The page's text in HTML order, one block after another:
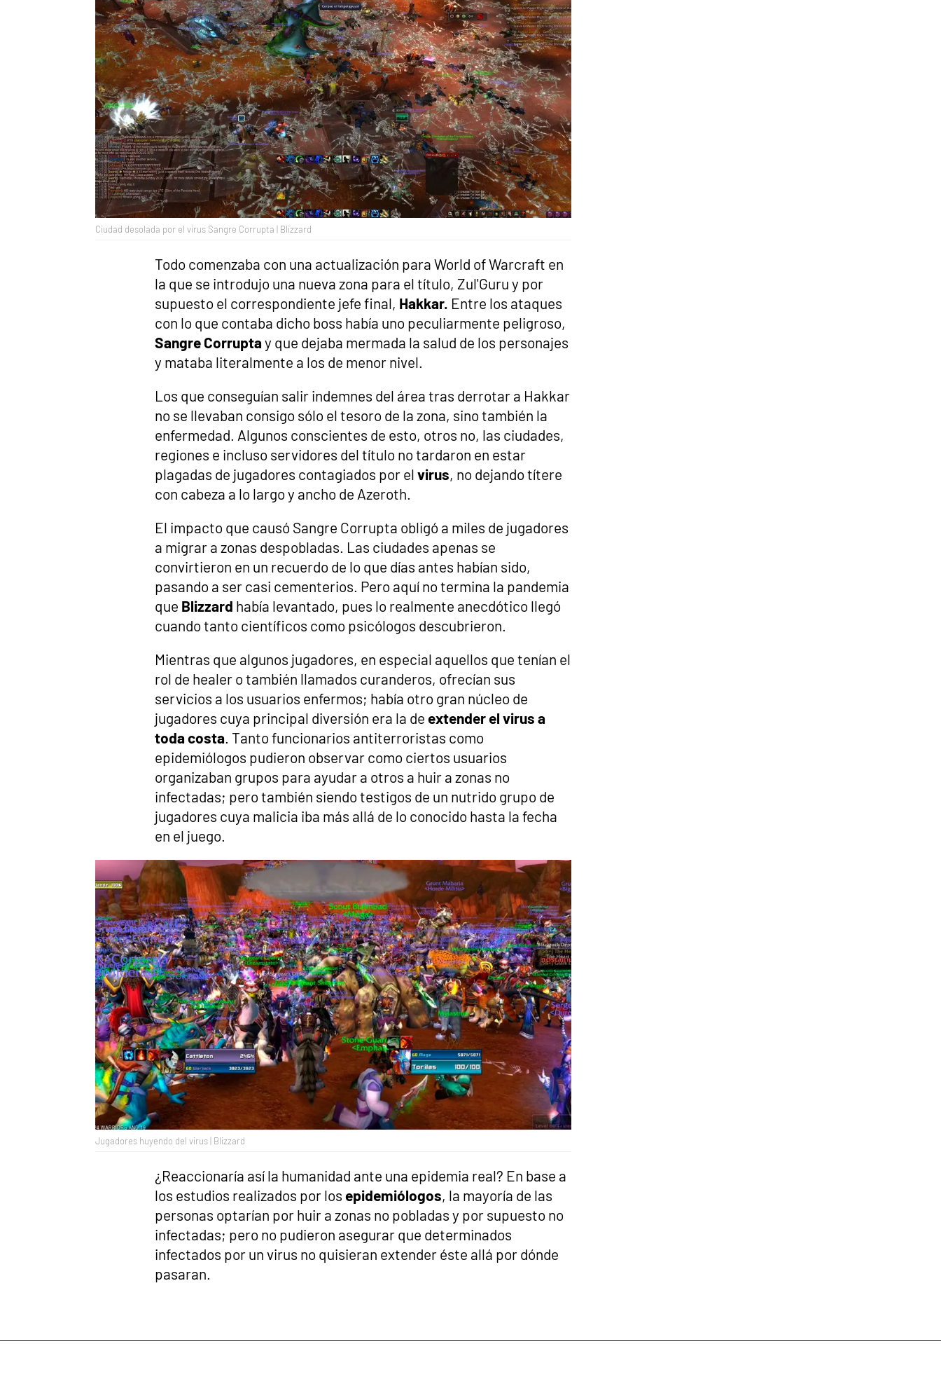
Ciudad desolada por el virus Sangre Corrupta | Blizzard
Todo comenzaba con una actualización para World of Warcraft en
la que se introdujo una nueva zona para el título, Zul'Guru y por
supuesto el correspondiente jefe final, Hakkar. Entre los ataques
con lo que contaba dicho boss había uno peculiarmente peligroso,
Sangre Corruptay que dejaba mermada la salud de los personajes
y mataba literalmente a los de menor nivel.
Los que conseguían salir indemnes del área tras derrotar a Hakkar
no se llevaban consigo sólo el tesoro de la zona, sino también la
enfermedad. Algunos conscientes de esto, otros no, las ciudades,
regiones e incluso servidores del título no tardaron en estar
plagadas de jugadores contagiados por el virus, no dejando títere
con cabeza a lo largo y ancho de Azeroth.
El impacto que causó Sangre Corrupta obligó a miles de jugadores
a migrar a zonas despobladas. Las ciudades apenas se
convirtieron en un recuerdo de lo que días antes habían sido,
pasando a ser casi cementerios. Pero aquí no termina la pandemia
que Blizzard había levantado, pues lo realmente anecdótico llegó
cuando tanto científicos como psicólogos descubrieron.
Mientras que algunos jugadores, en especial aquellos que tenían el
rol de healer o también llamados curanderos, ofrecían sus
servicios a los usuarios enfermos; había otro gran núcleo de
jugadores cuya principal diversión era la de extender el virus a
toda costa . Tanto funcionarios antiterroristas como
epidemiólogos pudieron observar como ciertos usuarios
organizaban grupos para ayudar a otros a huir a zonas no
infectadas; pero también siendo testigos de un nutrido grupo de
jugadores cuya malicia iba más allá de lo conocido hasta la fecha
en el juego.
Jugadores huyendo del virus | Blizzard
¿Reaccionaría así la humanidad ante una epidemia real? En base a
los estudios realizados por los epidemiólogos, la mayoría de las
personas optarían por huir a zonas no pobladas y por supuesto no
infectadas; pero no pudieron asegurar que determinados
infectados por un virus no quisieran extender éste allá por dónde
pasaran.